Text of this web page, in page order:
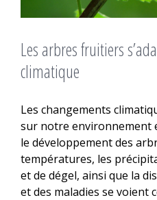
Les arbres fruitiers
climatique
Les changements
sur notre environnement
le développement des
températures, les
et de dégel, ainsi que la
et des maladies se voient